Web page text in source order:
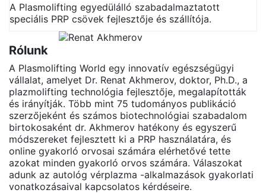
A Plasmolifting egyedülálló szabadalmaztatott
speciális PRP csövek fejlesztője és szállítója.
Rólunk
A Plasmolifting World egy innovatív egészségügyi
vállalat, amelyet Dr. Renat Akhmerov, doktor, Ph.D., a
plazmolifting technológia fejlesztője, megalapították
és irányítják. Több mint 75 tudományos publikáció
szerzőjeként és számos biotechnológiai szabadalom
birtokosaként dr. Akhmerov hatékony és egyszerű
módszereket fejlesztett ki a PRP használatára, és
online gyakorló orvosai számára elérhetővé tette
azokat minden gyakorló orvos számára. Válaszokat
adunk az autológ vérplazma -alkalmazások gyakorlati
vonatkozásaival kapcsolatos kérdéseire.